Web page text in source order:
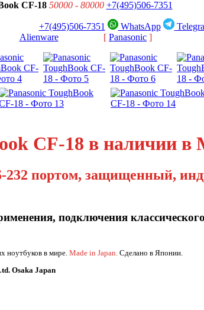
CF-1850000 - 80000 +7(495)506-7351
+7(495)506-7351 WhatsApp
Alienware [ Panasonic ]
CF-18 в наличии в
232 портом, защищенный,
подключения
ноутбуков в мире. Made in Japan. Сделано в Японии.
Osaka Japan